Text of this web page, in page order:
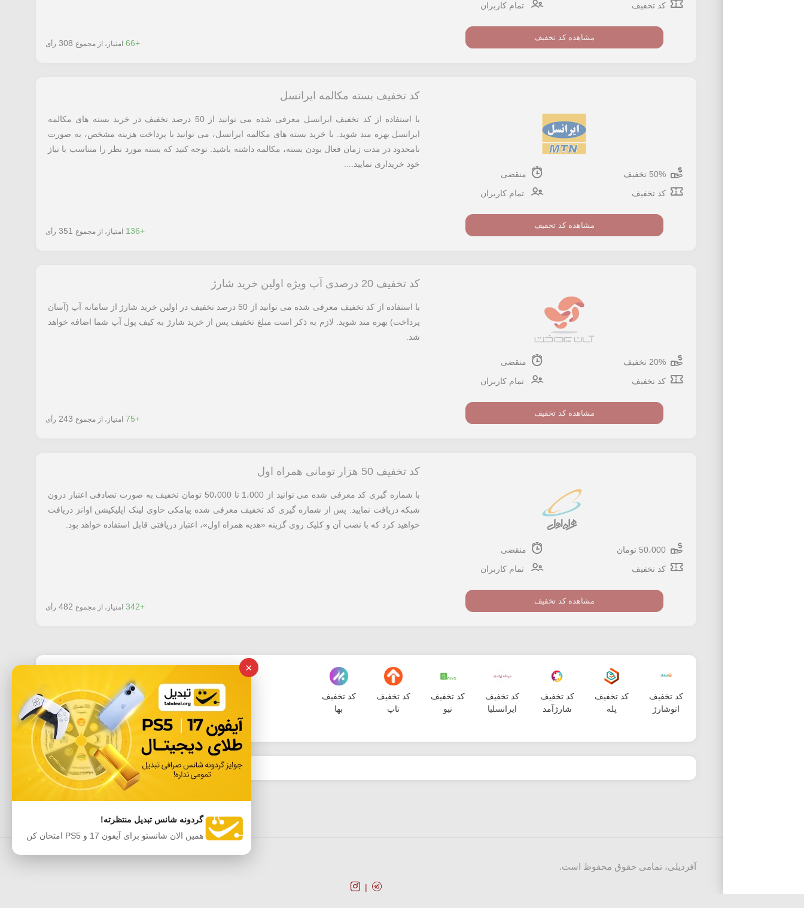
کد تخفیف
تمام کاربران
مشاهده کد تخفیف
+66 امتیاز، از مجموع 308 رأی
منقضی
کد تخفیف
تمام کاربران
مشاهده کد تخفیف
کد تخفیف بسته مکالمه ایرانسل
با استفاده از کد تخفیف ایرانسل معرفی شده می توانید از 50 درصد تخفیف در خرید بسته های مکالمه
ایرانسل بهره مند شوید. با خرید بسته های مکالمه ایرانسل، می توانید با پرداخت هزینه مشخص، به صورت
نامحدود در مدت زمان فعال بودن بسته، مکالمه داشته باشید. توجه کنید که بسته مورد نظر را متناسب با نیاز
خود خریداری نمایید....
+136 امتیاز، از مجموع 351 رأی
منقضی
کد تخفیف
تمام کاربران
مشاهده کد تخفیف
کد تخفیف 20 درصدی آپ ویژه اولین خرید شارژ
با استفاده از کد تخفیف معرفی شده می توانید از 50 درصد تخفیف در اولین خرید شارژ از سامانه آپ (آسان
پرداخت) بهره مند شوید. لازم به ذکر است مبلغ تخفیف پس از خرید شارژ به کیف پول آپ شما اضافه خواهد
شد.
+75 امتیاز، از مجموع 243 رأی
منقضی
کد تخفیف
تمام کاربران
مشاهده کد تخفیف
کد تخفیف 50 هزار تومانی همراه اول
با شماره گیری کد معرفی شده می توانید از 1،000 تا 50،000 تومان تخفیف به صورت تصادفی اعتبار درون
شبکه دریافت نمایید. پس از شماره گیری کد تخفیف معرفی شده پیامکی حاوی لینک اپلیکیشن اوانز دریافت
خواهید کرد که با نصب آن و کلیک روی گزینه «هدیه همراه اول»، اعتبار دریافتی قابل استفاده خواهد بود.
+342 امتیاز، از مجموع 482 رأی
کد تخفیف
اتوشارژ
کد تخفیف
پله
کد تخفیف
شارژآمد
کد تخفیف
ایرانسلیا
کد تخفیف
نیو
کد تخفیف
تاپ
کد تخفیف
بها
×
گردونه شانس تبدیل منتظرته!
همین الان شانستو برای آیفون 17 و PS5 امتحان کن
آفردیلی، تمامی حقوق محفوظ است.